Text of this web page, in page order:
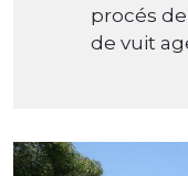
procés
de vuit